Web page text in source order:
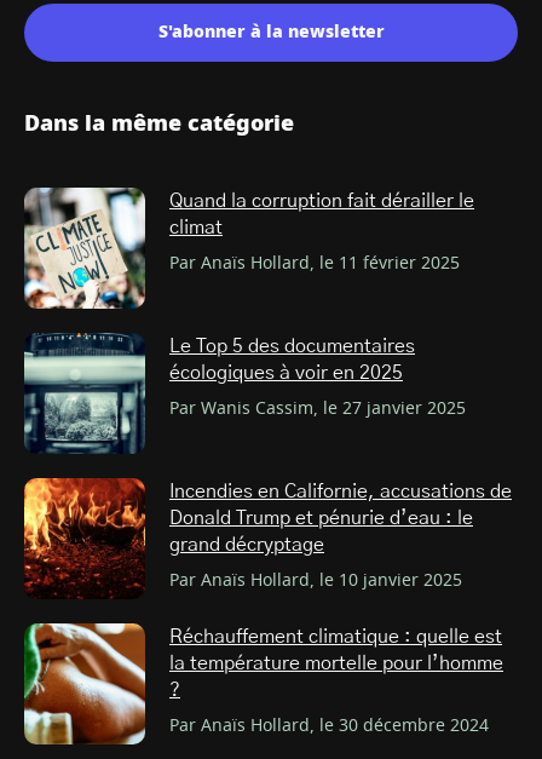
S'abonner à la newsletter
Dans la même catégorie
Quand la corruption fait dérailler le
climat
Par Anaïs Hollard, le 11 février 2025
Le Top 5 des documentaires
écologiques à voir en 2025
Par Wanis Cassim, le 27 janvier 2025
Incendies en Californie, accusations de
Donald Trump et pénurie d’eau : le
grand décryptage
Par Anaïs Hollard, le 10 janvier 2025
Réchauffement climatique : quelle est
la température mortelle pour l’homme
?
Par Anaïs Hollard, le 30 décembre 2024